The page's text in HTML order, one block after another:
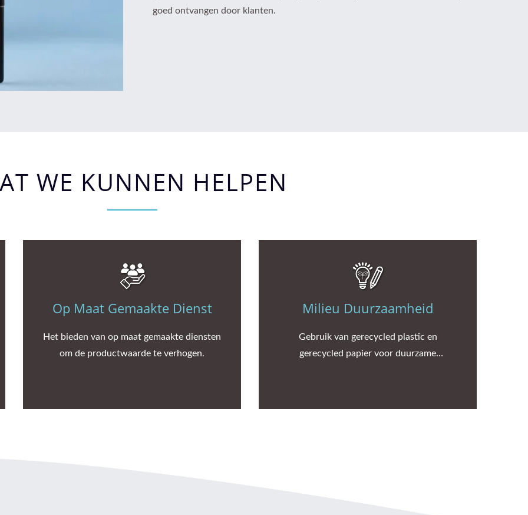
goed ontvangen door klanten.
WE KUNNEN HELPEN
Op Maat Gemaakte Dienst
Het bieden van op maat gemaakte diensten
om de productwaarde te verhogen.
Milieu Duurzaamheid
Gebruik van gerecycled plastic en
gerecycled papier voor duurzame